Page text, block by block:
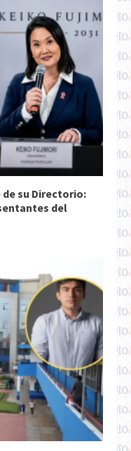
de su Directorio:
del